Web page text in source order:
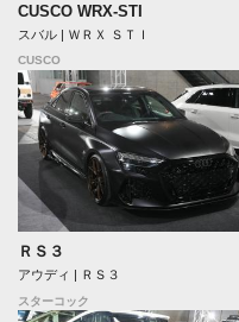
CUSCO WRX-STI
スバル | ＷＲＸ ＳＴＩ
CUSCO
ＲＳ３
アウディ | ＲＳ３
スターコック